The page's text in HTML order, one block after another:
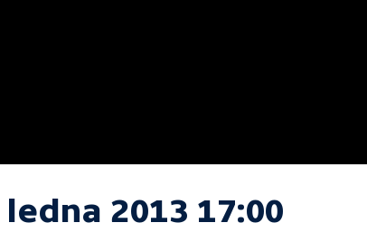
ledna 2013 17:00